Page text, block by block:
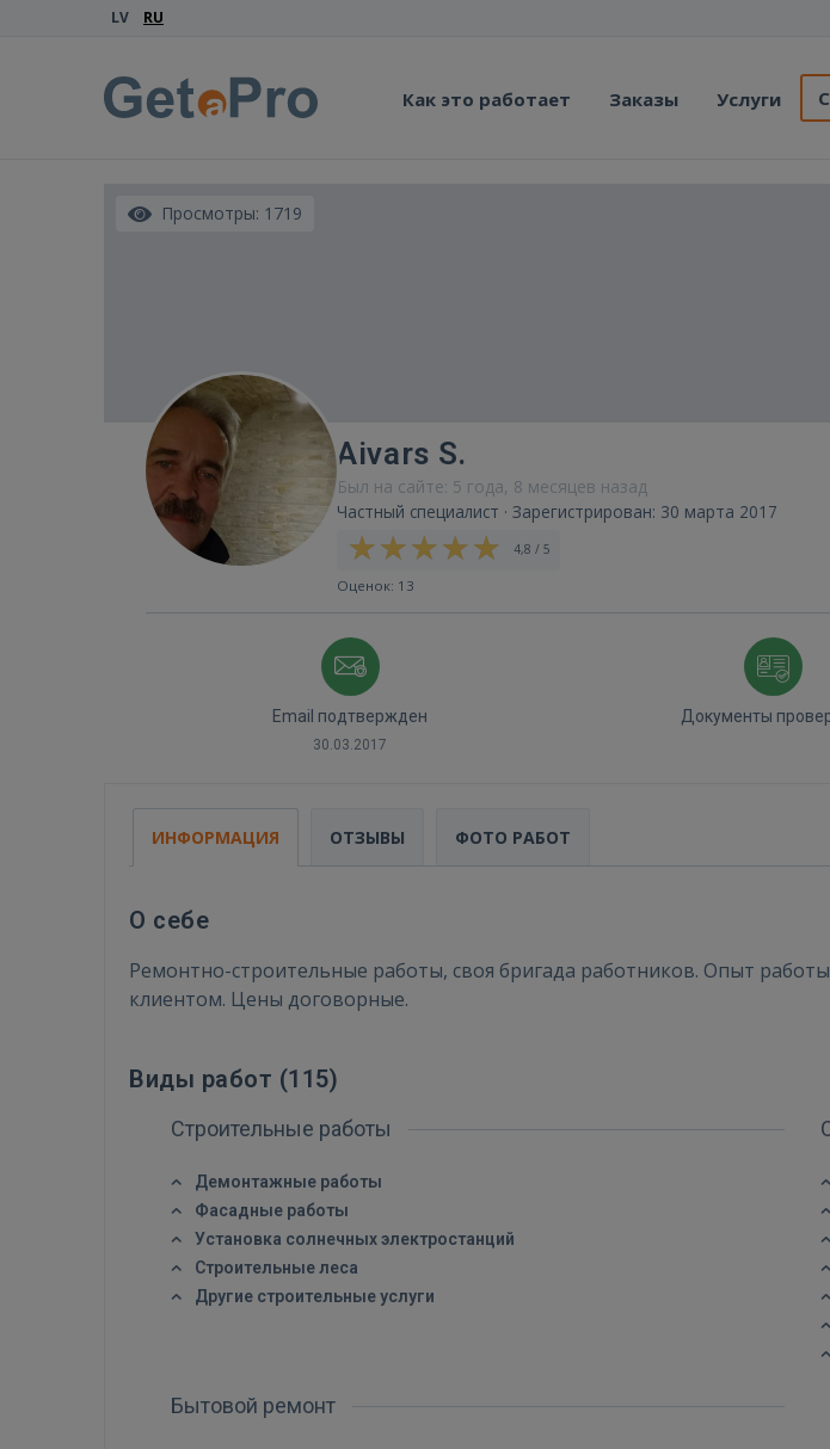
LV RU
Как это работает Заказы Услуги
 Sign in
Просмотры: 1719
Aivars S.
Был на сайте: 5 года, 8 месяцев назад
Частный специалист · Зарегистрирован: 30 марта 2017
4,8 / 5
Оценок: 13
Email подтвержден
30.03.2017
Документы
ИНФОРМАЦИЯ ОТЗЫВЫ ФОТО РАБОТ
О себе
Ремонтно-строительные работы, своя бригада работников. Опыт
клиентом. Цены договорные.
Виды работ (115)
Строительные работы
Демонтажные работы
Фасадные работы
Установка солнечных электростанций
Строительные леса
Другие строительные услуги
Бытовой ремонт